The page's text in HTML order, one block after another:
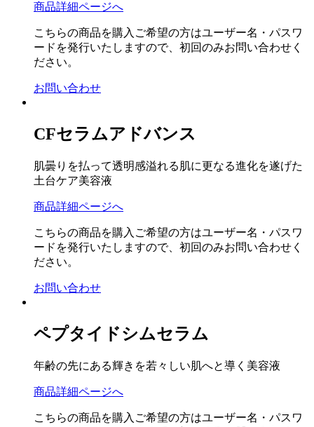
商品詳細ページへ
こちらの商品を購入ご希望の方はユーザー名・パスワ
ードを発行いたしますので、初回のみお問い合わせく
ださい。
お問い合わせ
CFセラムアドバンス
肌曇りを払って透明感溢れる肌に更なる進化を遂げた
土台ケア美容液
商品詳細ページへ
こちらの商品を購入ご希望の方はユーザー名・パスワ
ードを発行いたしますので、初回のみお問い合わせく
ださい。
お問い合わせ
ペプタイドシムセラム
年齢の先にある輝きを若々しい肌へと導く美容液
商品詳細ページへ
こちらの商品を購入ご希望の方はユーザー名・パスワ